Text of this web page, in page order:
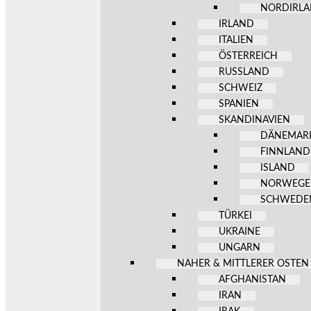
IRLAND
ITALIEN
ÖSTERREICH
RUSSLAND
SCHWEIZ
SPANIEN
SKANDINAVIEN
FINNLAND
ISLAND
TÜRKEI
UKRAINE
UNGARN
NAHER & MITTLERER OSTEN
AFGHANISTAN
IRAN